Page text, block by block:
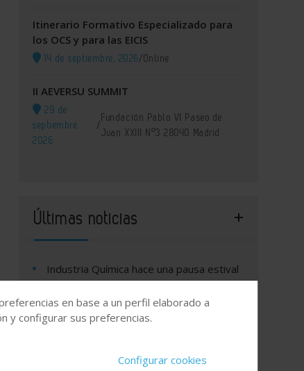
Itinerario Formativo Especializado para
los OCS y para las EICIS
14 de septiembre, 2026/Online
II AEVERSU SUMMIT
29 de
septiembre,
2026
/
Fundación Pablo VI Paseo de
Juan XXIII Nº3 28040 Madrid
Últimas noticias
Industria Química hace una pausa estival
y prepara un septiembre repleto de
actualidad técnica y especializada
El Gobierno destina 233 millones a tres
en base a un perfil elaborado a
y configurar sus preferencias.
Configurar cookies